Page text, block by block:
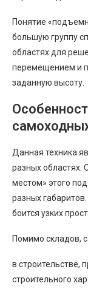
Понятие
большую группу
областях для
перемещением и
заданную высоту.
Данная техника
разных
местом» этого
разных
боится узких
Помимо складов,
в строительстве,
строительного